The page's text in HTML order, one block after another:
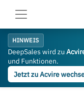
HINWEIS
DeepSales wird zu
und Funktionen.
Jetzt zu Acvire